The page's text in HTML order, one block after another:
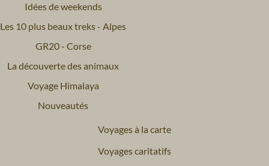
Idées de weekends
Les 10 plus beaux treks - Alpes
GR20 - Corse
La découverte des animaux
Voyage Himalaya
Nouveautés
Voyages à la carte
Voyages caritatifs